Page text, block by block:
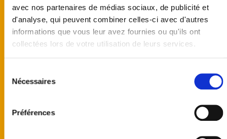
avec nos partenaires de médias sociaux, de publicité et
d'analyse, qui peuvent combiner celles-ci avec d'autres
informations que vous leur avez fournies ou qu'ils ont
collectées lors de votre utilisation de leurs services.
Nécessaires
Préférences